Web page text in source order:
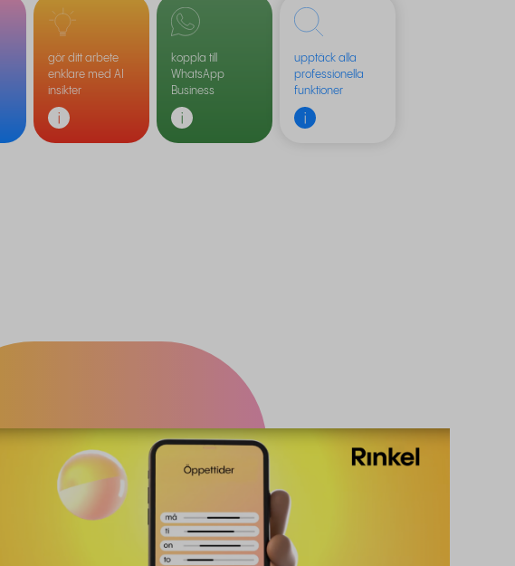
gör ditt arbete
enklare med AI
insikter
koppla till
WhatsApp
Business
upptäck alla
professionella
funktioner